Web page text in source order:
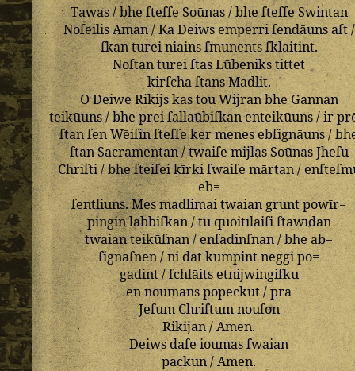
Tawas/bheſteſſe Soūnas/bheſteſſeSwintan
NoſeilisAman/KaDeiwsemperriſendāunsaſt/
ſkantureiniainsſmunentsſklaitint.
NoſtantureiſtasLūbenikstittet
kirſchaſtansMadlit.
ODeiweRikijskastouWijranbhe Gannan
teikūuns/bhepreiſallaūbiſkanenteikūuns/ir
ſtanſen Wēiſinſteſſekermenesebſignāuns/
ſtanSacramentan/twaiſe mijlasSoūnasJheſu
Chriſti/bheſteiſeikīrkiſwaiſe mārtan/
eb=
ſentliuns.Mes madlimaitwaian gruntpowīr=
pinginlabbiſkan/tuquoitīlaiſiſtawīdan
twaianteikūſnan/enſadinſnan/bheab=
ſignaſnen/nidātkumpintneggi po=
gadint/ſchlāitsetnijwingiſku
ennoūmanspopeckūt/pra
JeſumChriſtumnouſon
Rikijan/Amen.
Deiwsdaſeioumas ſwaian
packun/Amen.